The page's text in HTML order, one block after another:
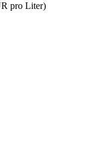
pro Liter)